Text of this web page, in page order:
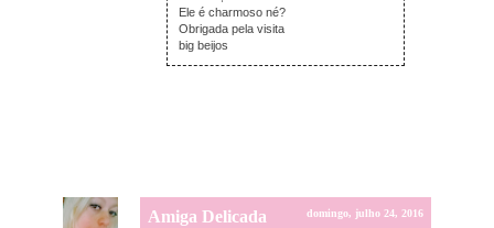
Ele é charmoso né?
Obrigada pela visita
big beijos
Amiga Delicada domingo, julho 24, 2016